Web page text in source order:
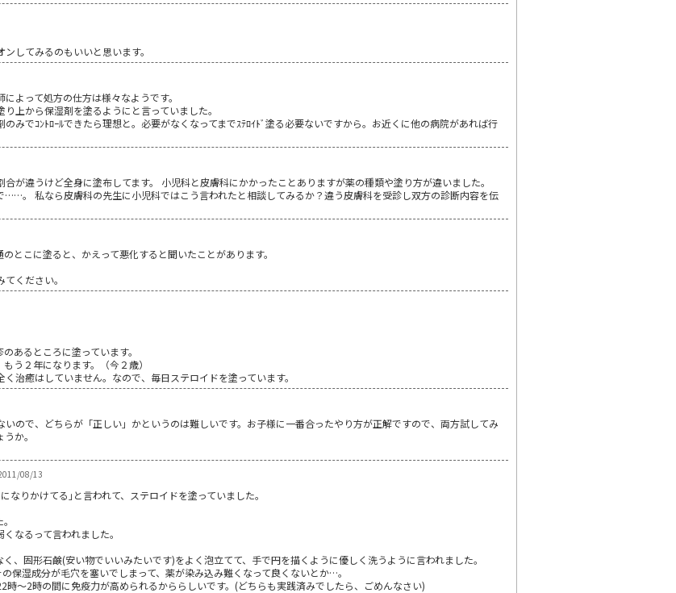
してみるのもいいと思います。
よって処方の仕方は様々なようです。
上から保湿剤を塗るようにと言っていました。
みでｺﾝﾄﾛｰﾙできたら理想と。必要がなくなってまでｽﾃﾛｲﾄﾞ塗る必要ないですから。お近くに他の病院があれば行
が違うけど全身に塗布してます。 小児科と皮膚科にかかったことありますが薬の種類や塗り方が違いました。
。 私なら皮膚科の先生に小児科ではこう言われたと相談してみるか？違う皮膚科を受診し双方の診断内容を伝
とこに塗ると、かえって悪化すると聞いたことがあります。
ください。
あるところに塗っています。
う２年になります。（今２歳）
治癒はしていません。なので、毎日ステロイドを塗っています。
ので、どちらが「正しい」かというのは難しいです。お子様に一番合ったやり方が正解ですので、両方試してみ
か。
08/13
なりかけてる｣と言われて、ステロイドを塗っていました。
なるって言われました。
、固形石鹸(安い物でいいみたいです)をよく泡立てて、手で円を描くように優しく洗うように言われました。
保湿成分が毛穴を塞いでしまって、薬が染み込み難くなって良くないとか…。
～2時の間に免疫力が高められるかららしいです。(どちらも実践済みでしたら、ごめんなさい)